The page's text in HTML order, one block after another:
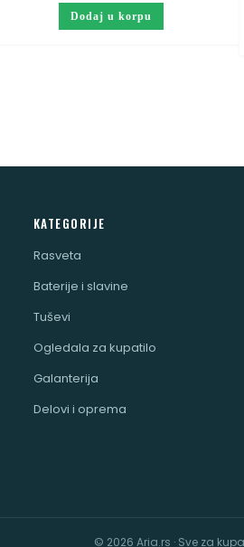
Dodaj u korpu
KATEGORIJE
Rasveta
Baterije i slavine
Tuševi
Ogledala za kupatilo
Galanterija
Delovi i oprema
© 2026 Aria.rs · Sve za